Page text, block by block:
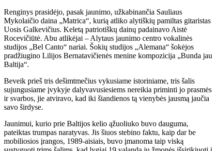
Renginys prasidėjo, pasak jaunimo, užkabinančia Sauliaus
Mykolaičio daina „Matrica“, kurią atliko alytiškių pamiltas gitaristas
Uosis Galkevičius. Keletą patriotiškų dainų padainavo Aistė
Rocevičiūtė. Abu atlikėjai – Alytaus jaunimo centro vokalinės
studijos „Bel Canto“ nariai. Šokių studijos „Alemana“ šokėjos
pradžiugino Lilijos Bernatavičienės menine kompozicija „Bunda jau
Baltija“.
Beveik prieš tris dešimtmečius vykusiame istoriniame, tris šalis
sujungusiame įvykyje dalyvavusiesiems nereikia priminti jo prasmės
ir svarbos, jie atviravo, kad iki šiandienos tą vienybės jausmą jaučia
savo širdyse.
Jaunimui, kurio prie Baltijos kelio ąžuoliuko buvo dauguma,
pateiktas trumpas naratyvas. Jis šiuos stebino faktu, kaip dar be
mobiliosios įrangos, 1989-aisiais, buvo įmanoma taip viską